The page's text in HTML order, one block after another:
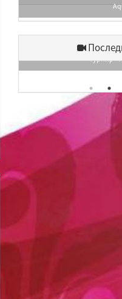
Турнир